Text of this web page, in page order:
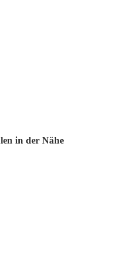
in der Nähe